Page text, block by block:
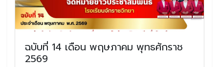
ฉบับที่ 14 เดือน พฤษภาคม พุทธศักราช
2569